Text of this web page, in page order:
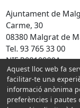
Ajuntament de
Carme, 30
08380 Malgrat de
Tel. 93 765 33 00
NIF P0810900A
Amb la
Aquest lloc web fa
facilitar-te una
informació anònima
preferències i pautes